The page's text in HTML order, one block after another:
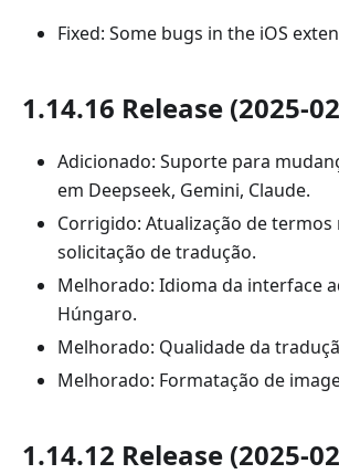
Fixed: Some bugs in the iOS
1.14.16 Release (2025-
Adicionado: Suporte para
em Deepseek, Gemini, Claude.
Corrigido: Atualização de termos
solicitação de tradução.
Melhorado: Idioma da interface
Húngaro.
Melhorado: Qualidade da
Melhorado: Formatação de
1.14.12 Release (2025-